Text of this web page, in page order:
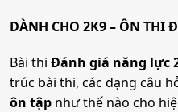
DÀNH CHO 2K9 – ÔN THI
Bài thi Đánh giá năng lực
trúc bài thi, các dạng câu
ôn tập như thế nào cho